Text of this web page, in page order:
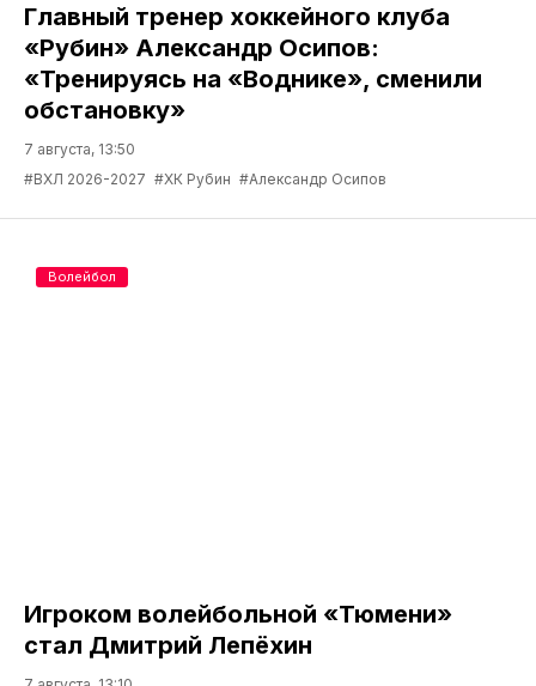
Главный тренер хоккейного клуба
«Рубин» Александр Осипов:
«Тренируясь на «Воднике», сменили
обстановку»
7 августа, 13:50
#ВХЛ 2026-2027 #ХК Рубин #Александр Осипов
Игроком волейбольной «Тюмени»
стал Дмитрий Лепёхин
Волейбол